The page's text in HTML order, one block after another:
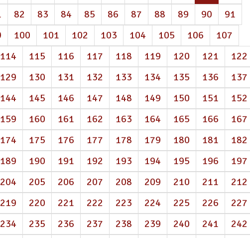
82 83 84 85 86 87 88 89 90
91
100 101 102 103 104 105 106
107
114 115 116 117 118 119 120 121
122
129 130 131 132 133 134 135 136
137
144 145 146 147 148 149 150 151
152
159 160 161 162 163 164 165 166
167
174 175 176 177 178 179 180 181
182
189 190 191 192 193 194 195 196
197
204 205 206 207 208 209 210 211
212
219 220 221 222 223 224 225 226
227
234 235 236 237 238 239 240 241
242